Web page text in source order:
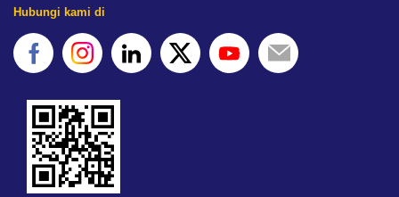
Hubungi kami di